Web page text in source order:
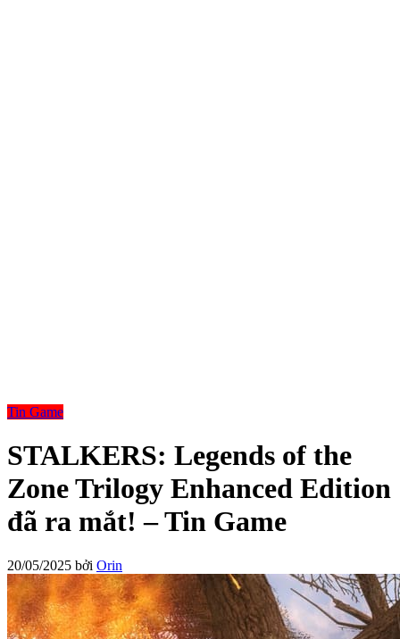
Tin Game
STALKERS: Legends of the
Zone Trilogy Enhanced Edition
đã ra mắt! – Tin Game
20/05/2025 bởi Orin